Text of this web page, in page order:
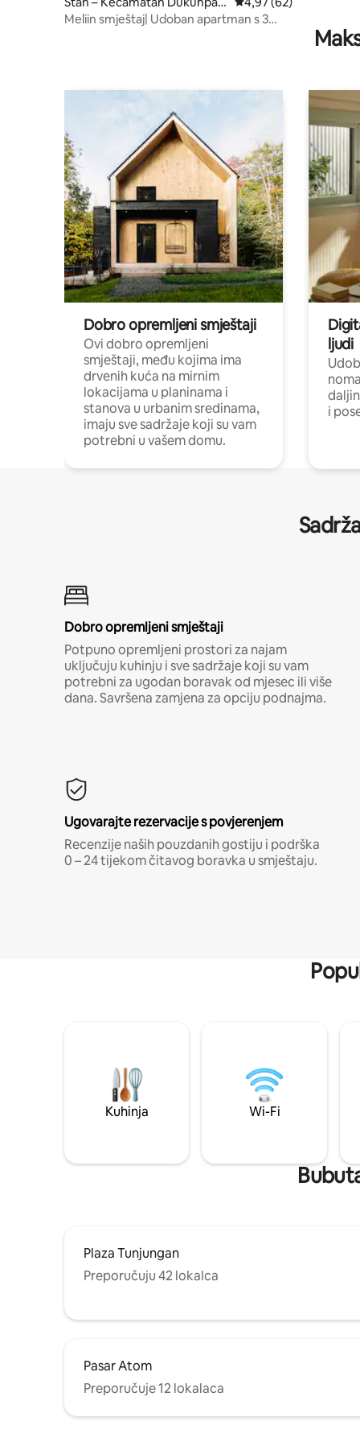
s
Meliin smještaj| Udoban apartman s 3
Dobro opremljeni smještaji
Ovi dobro opremljeni
smještaji, među kojima ima
drvenih kuća na mirnim
lokacijama u planinama i
stanova u urbanim sredinama,
imaju sve sadržaje koji su vam
potrebni u vašem domu.
ljudi
i
Dobro opremljeni smještaji
Potpuno opremljeni prostori za najam
uključuju kuhinju i sve sadržaje koji su vam
potrebni za ugodan boravak od mjesec ili više
dana. Savršena zamjena za opciju podnajma.
Ugovarajte rezervacije s povjerenjem
Recenzije naših pouzdanih gostiju i podrška
0 – 24 tijekom čitavog boravka u smještaju.
Kuhinja Wi-Fi
Plaza Tunjungan
Preporučuju 42 lokalca
Pasar Atom
Preporučuje 12 lokalaca